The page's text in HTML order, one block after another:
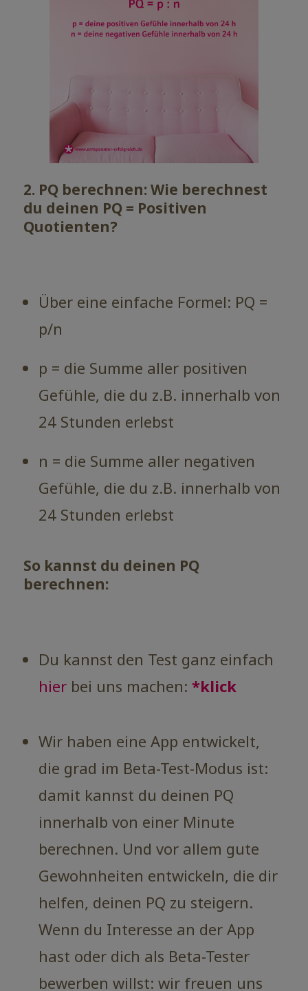
2. PQ berechnen: Wie berechnest
du deinen PQ = Positiven
Quotienten?
Über eine einfache Formel: PQ =
p/n
p = die Summe aller positiven
Gefühle, die du z.B. innerhalb von
24 Stunden erlebst
n = die Summe aller negativen
Gefühle, die du z.B. innerhalb von
24 Stunden erlebst
So kannst du deinen PQ
berechnen:
Du kannst den Test ganz einfach
hierbei uns machen: *klick
Wir haben eine App entwickelt,
die grad im Beta-Test-Modus ist:
damit kannst du deinen PQ
innerhalb von einer Minute
berechnen. Und vor allem gute
Gewohnheiten entwickeln, die dir
helfen, deinen PQ zu steigern.
Wenn du Interesse an der App
hast oder dich als Beta-Tester
bewerben willst: wir freuen uns